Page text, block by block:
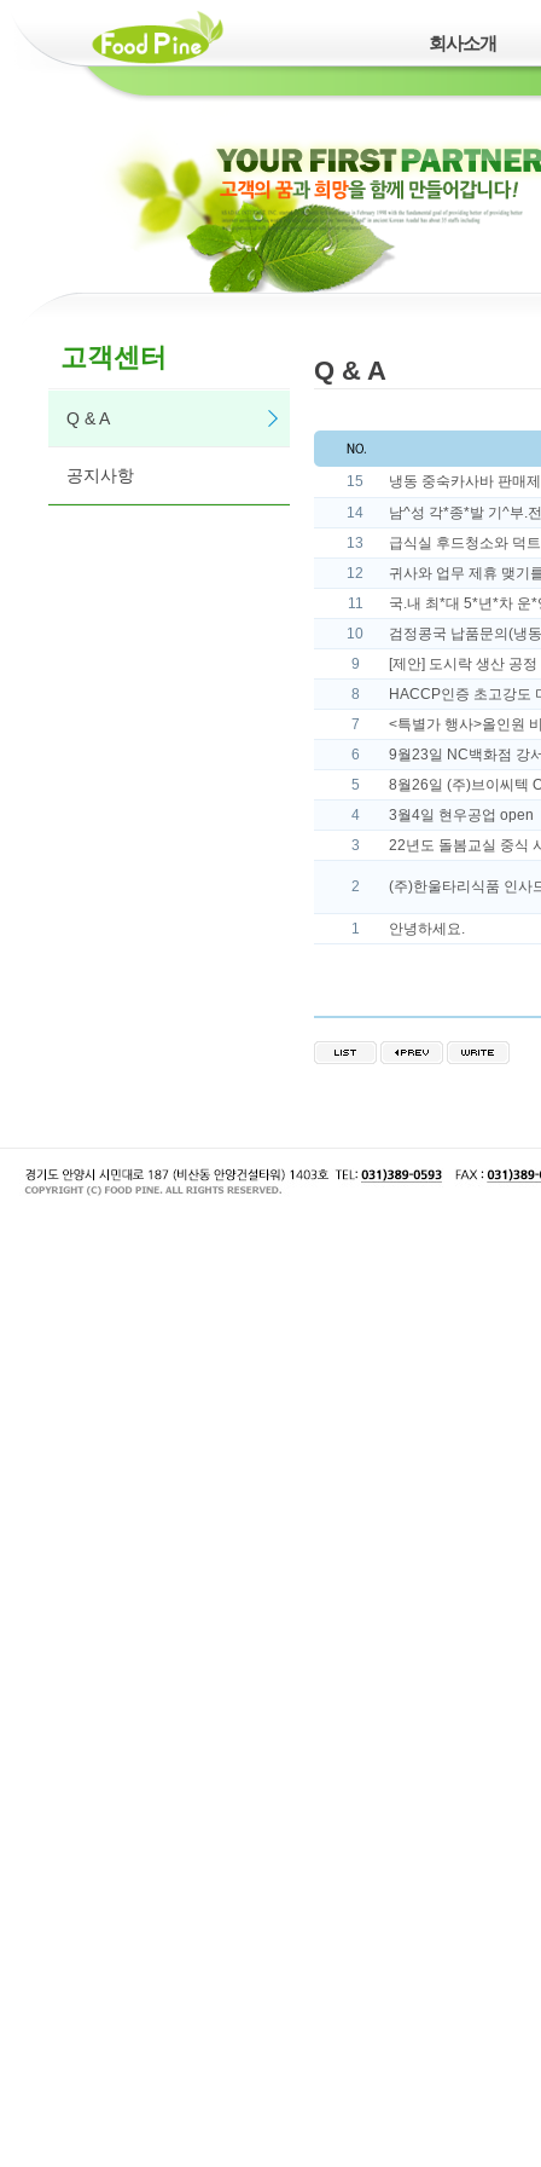
회사소개
고객센터
Q & A
공지사항
Q & A
15
냉동 중숙카사바 판매
14
남^성 각*종*발 기^부.
13
급식실 후드청소와 덕
12
귀사와 업무 제휴 맺기
11
국.내 최*대 5*년*차 운
10
검정콩국 납품문의(냉
9
[제안] 도시락 생산 공
8
HACCP인증 초고강도
7
<특별가 행사>올인원
6
9월23일 NC백화점 강
5
8월26일 (주)브이씨텍
4
3월4일 현우공업 open
3
22년도 돌봄교실 중식
2 (주)한울타리식품 인사
1 안녕하세요.